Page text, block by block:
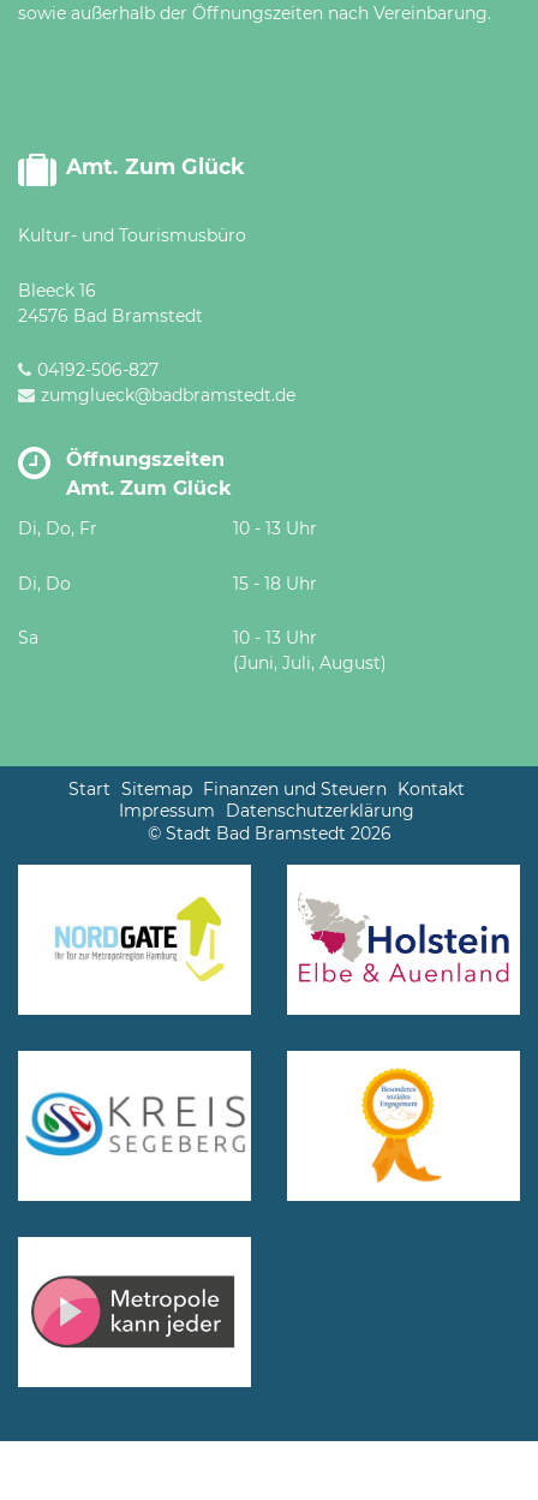
sowie außerhalb der Öffnungszeiten nach Vereinbarung.
Amt. Zum Glück
Kultur- und Tourismusbüro
Bleeck 16
24576 Bad Bramstedt
04192-506-827
zumglueck@badbramstedt.de
Öffnungszeiten
Amt. Zum Glück
Di, Do, Fr 10 - 13 Uhr
Di, Do 15 - 18 Uhr
Sa
10 - 13 Uhr
(Juni, Juli, August)
Start Sitemap Finanzen und Steuern Kontakt
Impressum
Datenschutzerklärung
© Stadt Bad Bramstedt 2026